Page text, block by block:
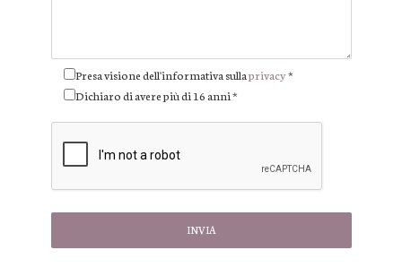
Presa visione dell'informativa sullaprivacy*
Dichiaro di avere più di 16 anni *